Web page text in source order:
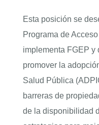
Esta posición se
Programa de
implementa FGEP y
promover la
Salud Pública
barreras de
de la disponibilidad